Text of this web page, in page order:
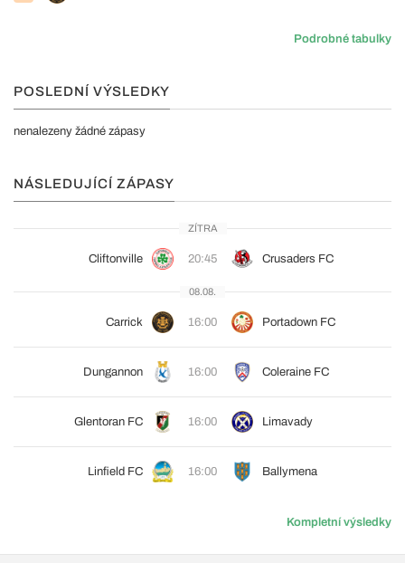
Podrobné tabulky
POSLEDNÍ VÝSLEDKY
nenalezeny žádné zápasy
NÁSLEDUJÍCÍ ZÁPASY
ZÍTRA
Cliftonville 20:45 Crusaders FC
08.08.
Carrick 16:00 Portadown FC
Dungannon 16:00 Coleraine FC
Glentoran FC 16:00 Limavady
Linfield FC 16:00 Ballymena
Kompletní výsledky